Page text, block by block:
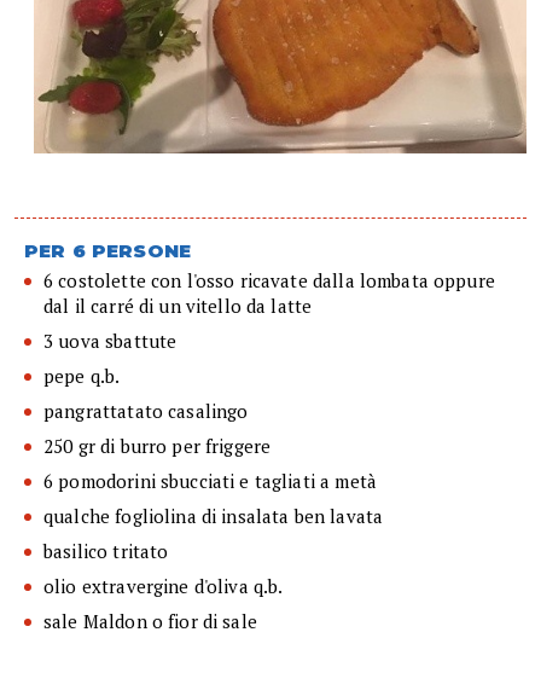
PER 6 PERSONE
6 costolette con l'osso ricavate dalla lombata oppure
dal il carré di un vitello da latte
3 uova sbattute
pepe q.b.
pangrattatato casalingo
250 gr di burro per friggere
6 pomodorini sbucciati e tagliati a metà
qualche fogliolina di insalata ben lavata
basilico tritato
olio extravergine d'oliva q.b.
sale Maldon o fior di sale